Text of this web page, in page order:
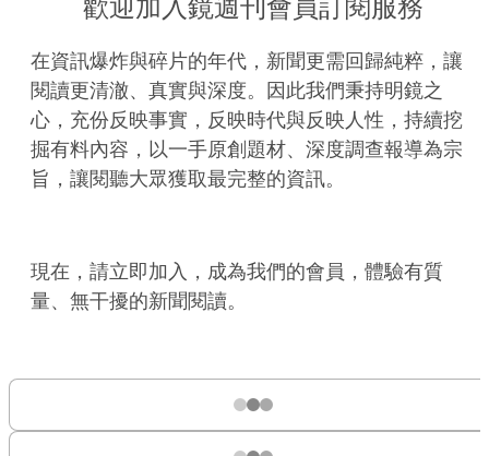
在資訊爆炸與碎片的年代，新聞更需回歸純粹，讓
閱讀更清澈、真實與深度。因此我們秉持明鏡之
心，充份反映事實，反映時代與反映人性，持續挖
掘有料內容，以一手原創題材、深度調查報導為宗
旨，讓閱聽大眾獲取最完整的資訊。
現在，請立即加入，成為我們的會員，體驗有質
量、無干擾的新聞閱讀。